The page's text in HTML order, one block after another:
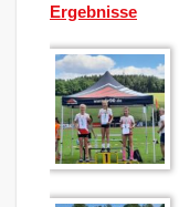
Ergebnisse